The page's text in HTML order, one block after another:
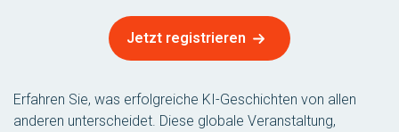
Jetzt registrieren
Erfahren Sie, was erfolgreiche KI-Geschichten von allen
anderen unterscheidet. Diese globale Veranstaltung,